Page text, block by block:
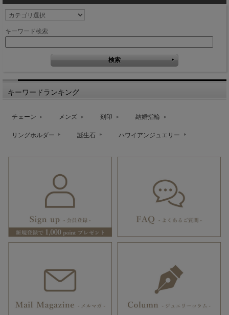
キーワード検索
キーワードランキング
チェーン メンズ 刻印 結婚指輪
リングホルダー 誕生石 ハワイアンジュエリー